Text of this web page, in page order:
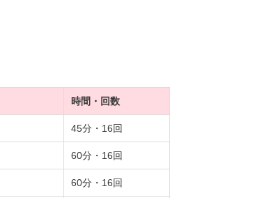
時間・回数
45分・16回
60分・16回
60分・16回